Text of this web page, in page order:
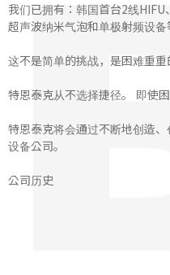
我们已拥有：韩国首台2线HIFU
超声波纳米气泡和单极射频设备
这不是简单的挑战，是困难重重
特恩泰克从不选择捷径。 即使
特恩泰克将会通过不断地创造
设备公司。
公司历史